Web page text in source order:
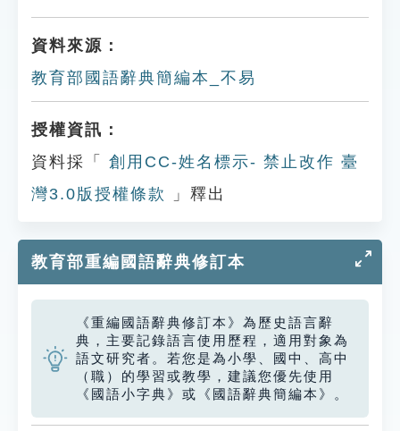
資料來源：
教育部國語辭典簡編本_不易
授權資訊：
資料採「
創用CC-姓名標示- 禁止改作 臺
灣3.0版授權條款
」釋出
教育部重編國語辭典修訂本
《重編國語辭典修訂本》為歷史語言辭
典，主要記錄語言使用歷程，適用對象為
語文研究者。若您是為小學、國中、高中
（職）的學習或教學，建議您優先使用
《國語小字典》或《國語辭典簡編本》。